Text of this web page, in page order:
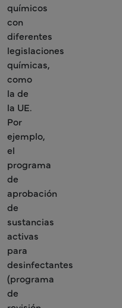
químicos
con
diferentes
legislaciones
químicas,
como
la de
la UE.
Por
ejemplo,
el
programa
de
aprobación
de
sustancias
activas
para
desinfectantes
(programa
de